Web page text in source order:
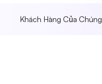
Khách Hàng Của